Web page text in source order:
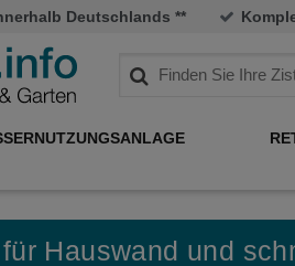
Deutschlands **
Hauswand und